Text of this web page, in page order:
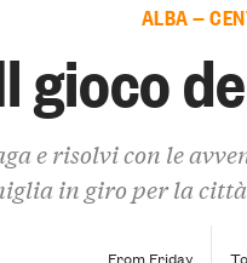
ALBA —
gioco
e risolvi con le
in giro per la
From Friday